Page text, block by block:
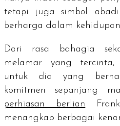
tetapi juga simbol
berharga dalam
Dari rasa bahagia
melamar yang tercinta,
untuk dia yang
komitmen sepanjang
perhiasan berlian
menangkap berbagai